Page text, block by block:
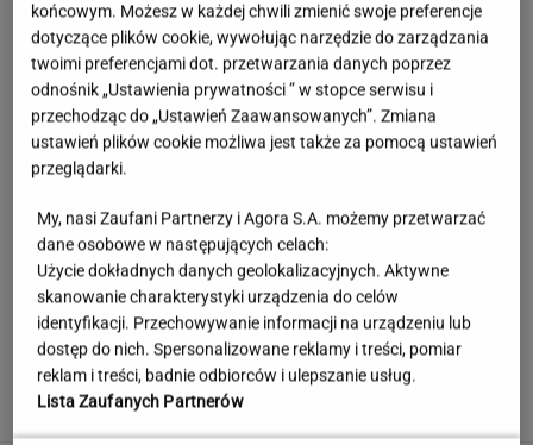
Hyży dosadnie odpowiedziała hejterom.
"Skończyła mi się cierpliwość"
Te kultowe teksty zapisały się w pamięci
wszystkich Polaków. Znasz je?
końcowym. Możesz w każdej chwili zmienić swoje preferencje
dotyczące plików cookie, wywołując narzędzie do zarządzania
twoimi preferencjami dot. przetwarzania danych poprzez
odnośnik „Ustawienia prywatności ” w stopce serwisu i
przechodząc do „Ustawień Zaawansowanych”. Zmiana
ustawień plików cookie możliwa jest także za pomocą ustawień
przeglądarki.
My, nasi Zaufani Partnerzy i Agora S.A. możemy przetwarzać
dane osobowe w następujących celach:
Użycie dokładnych danych geolokalizacyjnych. Aktywne
skanowanie charakterystyki urządzenia do celów
identyfikacji. Przechowywanie informacji na urządzeniu lub
dostęp do nich. Spersonalizowane reklamy i treści, pomiar
reklam i treści, badnie odbiorców i ulepszanie usług.
Lista Zaufanych Partnerów